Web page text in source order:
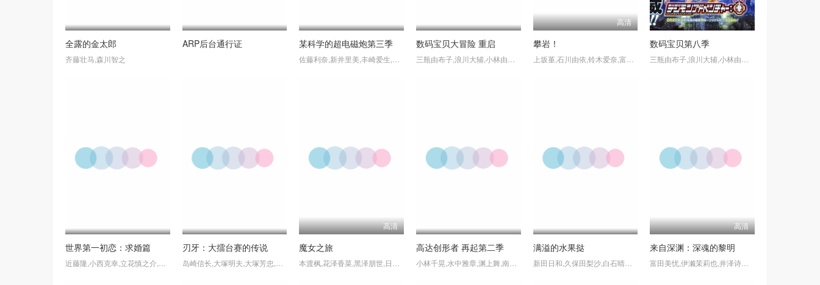
全露的金太郎
齐藤壮马,森川智之
ARP后台通行证 某科学的超电磁炮第三季
佐藤利奈,新井里美,丰崎爱生,伊藤加奈惠,浅仓杏美,佐佐木望,寿美菜子,户松遥,南条爱乃,植田佳奈,阿部敦,冈本信彦
数码宝贝大冒险 重启
三瓶由布子,浪川大辅,小林由美子,白石凉子,草尾毅,高野麻里佳,潘惠美,和多田美咲,坂本千夏,山口真弓,樱井孝宏,重松花鸟,竹内
高清
攀岩！
上坂堇,石川由依,铃木爱奈,富田美忧,田村由香里,小松未可子,国立幸,植田千寻
数码宝贝第八季
三瓶由布子,浪川大辅,小林由美子,白石凉子,草尾毅,高野麻里佳,潘惠美,和多田美咲,坂本千夏,山口真弓,樱井孝宏,重松花鸟,竹内
世界第一初恋：求婚篇 刃牙：大擂台赛的传说
高清
魔女之旅 高达创形者 再起第二季 满溢的水果挞
新田日和,久保田梨沙,白石晴香,近藤玲奈,守屋亨香,日笠阳子,田中贵子,筱原侑,巽悠衣子,前田玲奈,佐仓薰,堀江由衣
高清
来自深渊：深魂的黎明